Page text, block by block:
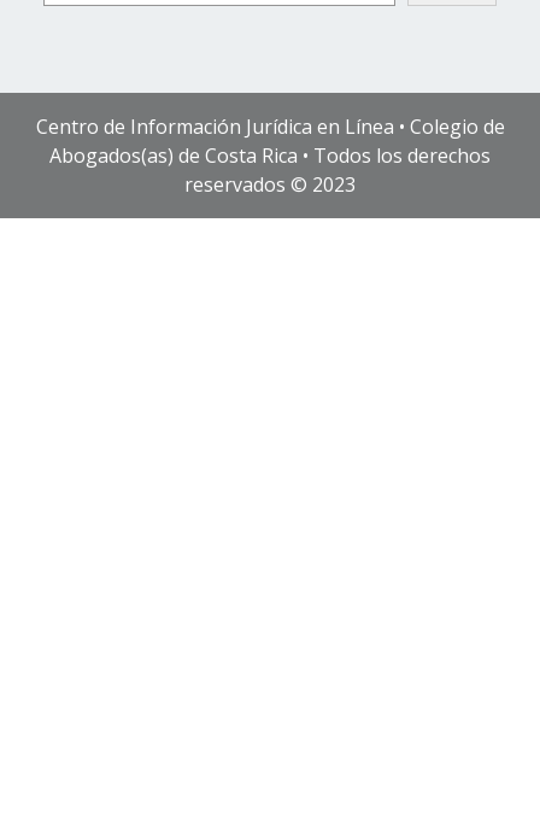
Centro de Información Jurídica en Línea • Colegio de
Abogados(as) de Costa Rica • Todos los derechos
reservados © 2023